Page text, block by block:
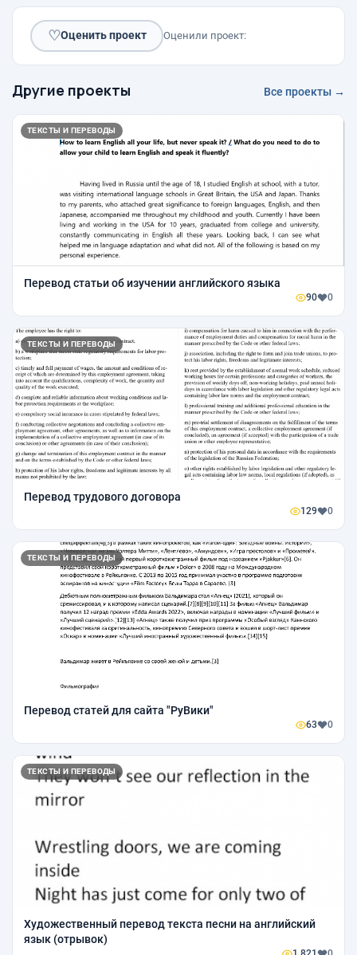
♡Оценить проект Оценили проект:
Другие проекты Все проекты →
ТЕКСТЫ И ПЕРЕВОДЫ
Перевод статьи об изучении английского языка
90 0
ТЕКСТЫ И ПЕРЕВОДЫ
Перевод трудового договора
129 0
ТЕКСТЫ И ПЕРЕВОДЫ
Перевод статей для сайта "РуВики"
63 0
ТЕКСТЫ И ПЕРЕВОДЫ
Художественный перевод текста песни на английский
язык (отрывок)